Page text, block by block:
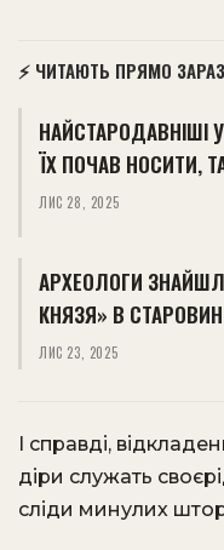
⚡ ЧИТАЮТЬ ПРЯМО ЗАРАЗ
НАЙСТАРОДАВНІШІ
ЇХ ПОЧАВ НОСИТИ,
ЛИС 28, 2025
АРХЕОЛОГИ
КНЯЗЯ» В
ЛИС 23, 2025
І справді,
діри служать
сліди минулих